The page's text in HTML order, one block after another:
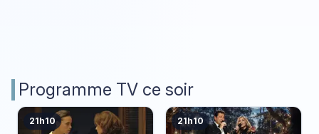
Programme TV ce soir
21h10 21h10